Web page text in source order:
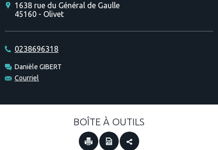
1638 rue du Général de Gaulle
45160 - Olivet
0238696318
Danièle GIBERT
Courriel
BOÎTE À OUTILS